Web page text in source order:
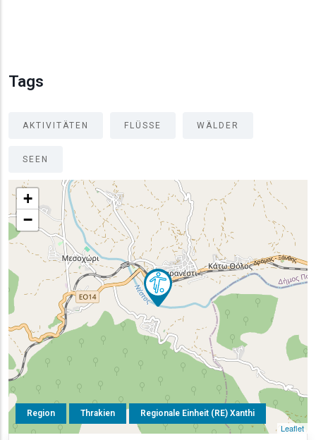
Tags
AKTIVITÄTEN FLÜSSE WÄLDER
SEEN
Region Thrakien Regionale Einheit (RE) Xanthi
+
−
Leaflet